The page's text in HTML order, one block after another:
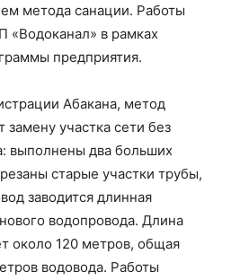
метода санации. Работы
«Водоканал» в рамках
предприятия.
Абакана, метод
замену участка сети без
выполнены два больших
старые участки трубы,
заводится длинная
водопровода. Длина
около 120 метров, общая
водовода. Работы